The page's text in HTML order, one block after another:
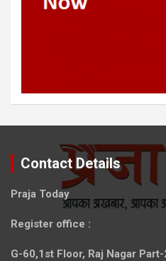
Contact Details
Praja Today
Register office :
G-60,1st Floor, Raj Nagar Part-